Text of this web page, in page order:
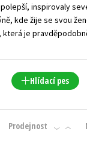
inspirovaly
kde žije se svou
která je
Hlídací pes
Prodejnost